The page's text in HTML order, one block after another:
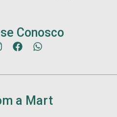
Conosco
a Mart